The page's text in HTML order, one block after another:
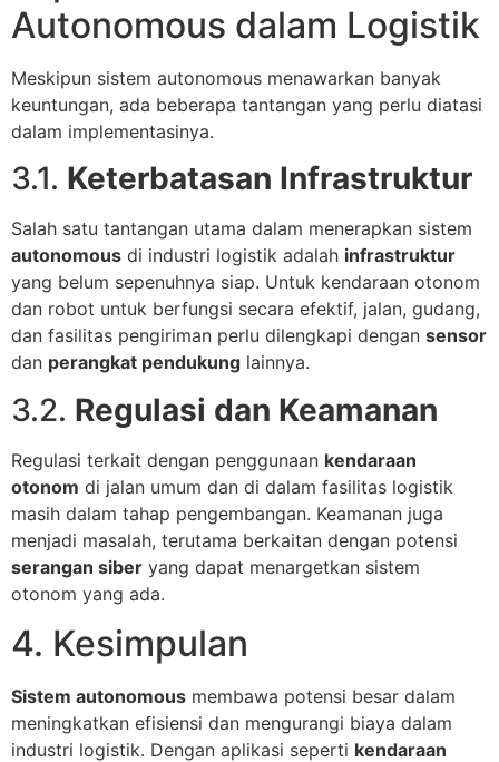
Autonomous dalam Logistik
Meskipun sistem autonomous menawarkan banyak
keuntungan, ada beberapa tantangan yang perlu diatasi
dalam implementasinya.
3.1. Keterbatasan Infrastruktur
Salah satu tantangan utama dalam menerapkan sistem
autonomous di industri logistik adalah infrastruktur
yang belum sepenuhnya siap. Untuk kendaraan otonom
dan robot untuk berfungsi secara efektif, jalan, gudang,
dan fasilitas pengiriman perlu dilengkapi dengan sensor
dan perangkat pendukung lainnya.
3.2. Regulasi dan Keamanan
Regulasi terkait dengan penggunaan kendaraan
otonom di jalan umum dan di dalam fasilitas logistik
masih dalam tahap pengembangan. Keamanan juga
menjadi masalah, terutama berkaitan dengan potensi
serangan siber yang dapat menargetkan sistem
otonom yang ada.
4. Kesimpulan
Sistem autonomous membawa potensi besar dalam
meningkatkan efisiensi dan mengurangi biaya dalam
industri logistik. Dengan aplikasi seperti kendaraan